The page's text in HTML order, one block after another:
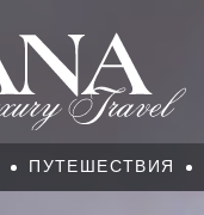
ПУТЕШЕСТВИЯ